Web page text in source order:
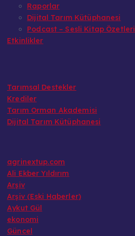
Raporlar
Dijital Tarım Kütüphanesi
Podcast – Sesli Kitap Özetleri
Etkinlikler
Tarımsal Destekler
Krediler
Tarım Orman Akademisi
Dijital Tarım Kütüphanesi
agrinextup.com
Ali Ekber Yıldırım
Arşiv
Arşiv (Eski Haberler)
Aykut Gül
ekonomi
Güncel